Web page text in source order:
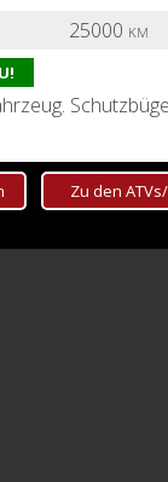
25000 KM
Koffersatz
Zu den